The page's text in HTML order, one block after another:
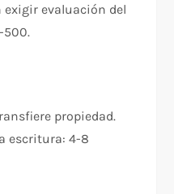
exigir evaluación del
500.​
propiedad.
escritura: 4-8